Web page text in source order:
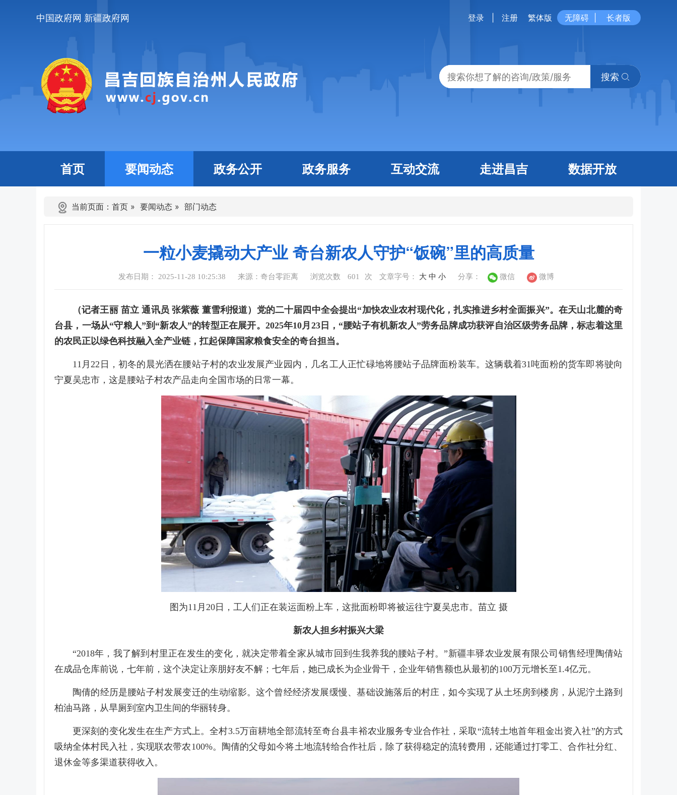
中国政府网 新疆政府网 登录 注册 繁体版 无障碍 长者版
搜索
首页 要闻动态 政务公开 政务服务 互动交流 走进昌吉 数据开放
当前页面： 首页 » 要闻动态 » 部门动态
一粒小麦撬动大产业 奇台新农人守护“饭碗”里的高质量
发布日期： 2025-11-28 10:25:38 来源：奇台零距离 浏览次数 601 次 文章字号： 大 中 小 分享： 微信 微博
（记者王丽 苗立 通讯员 张紫薇 董雪利报道）党的二十届四中全会提出“加快农业农村现代化，扎实推进乡村全面振兴”。在天山北麓的奇
台县，一场从“守粮人”到“新农人”的转型正在展开。2025年10月23日，“腰站子有机新农人”劳务品牌成功获评自治区级劳务品牌，标志着这里
的农民正以绿色科技融入全产业链，扛起保障国家粮食安全的奇台担当。
11月22日，初冬的晨光洒在腰站子村的农业发展产业园内，几名工人正忙碌地将腰站子品牌面粉装车。这辆载着31吨面粉的货车即将驶向
宁夏吴忠市，这是腰站子村农产品走向全国市场的日常一幕。
图为11月20日，工人们正在装运面粉上车，这批面粉即将被运往宁夏吴忠市。苗立 摄
新农人担乡村振兴大梁
“2018年，我了解到村里正在发生的变化，就决定带着全家从城市回到生我养我的腰站子村。”新疆丰驿农业发展有限公司销售经理陶倩站
在成品仓库前说，七年前，这个决定让亲朋好友不解；七年后，她已成长为企业骨干，企业年销售额也从最初的100万元增长至1.4亿元。
陶倩的经历是腰站子村发展变迁的生动缩影。这个曾经经济发展缓慢、基础设施落后的村庄，如今实现了从土坯房到楼房，从泥泞土路到
柏油马路，从旱厕到室内卫生间的华丽转身。
更深刻的变化发生在生产方式上。全村3.5万亩耕地全部流转至奇台县丰裕农业服务专业合作社，采取“流转土地首年租金出资入社”的方式
吸纳全体村民入社，实现联农带农100%。陶倩的父母如今将土地流转给合作社后，除了获得稳定的流转费用，还能通过打零工、合作社分红、
退休金等多渠道获得收入。